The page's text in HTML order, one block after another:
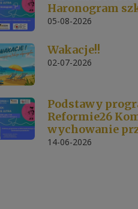
Haronogram
05-08-2026
Wakacje!!
02-07-2026
Podstawy
Reformie26
wychowanie
14-06-2026